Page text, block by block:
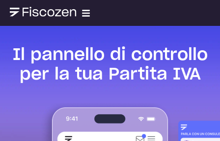
Il pannello di controllo
per la tua Partita IVA